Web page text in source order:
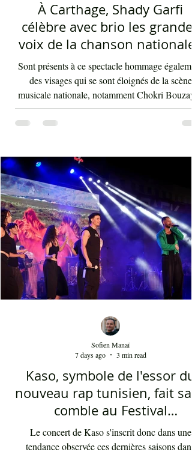
À Carthage, Shady Garfi
célèbre avec brio les grandes
voix de la chanson nationale
Par Sofien Manaï
Sont présents à ce spectacle hommage
des visages qui se sont éloignés de la scène
musicale nationale, notamment Chokri
et Nourreddine Beji, un plaisir de les retrouver
nouveau sur scène. Par la suite, c'était autour
Rebaï, un élégant chanteur, présent maintenant
dans l'univers du chant national depuis au
cinq ans. Sans oublier la soprano Nesrine
Mahbouli e
Kaso, symbole de l'essor du
nouveau rap tunisien, fait
comble au Festival
international de Sfax - Par
Sofien Manaï
Le concert de Kaso s'inscrit donc dans une
tendance observée ces dernières saisons dans
Sofien Manaï
7 days ago
3 min read